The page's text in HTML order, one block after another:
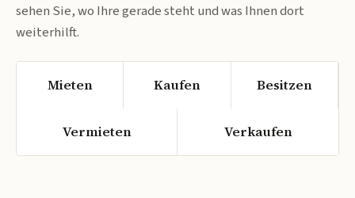
sehen Sie, wo Ihre gerade steht und was Ihnen dort
weiterhilft.
Mieten Kaufen Besitzen
Vermieten Verkaufen